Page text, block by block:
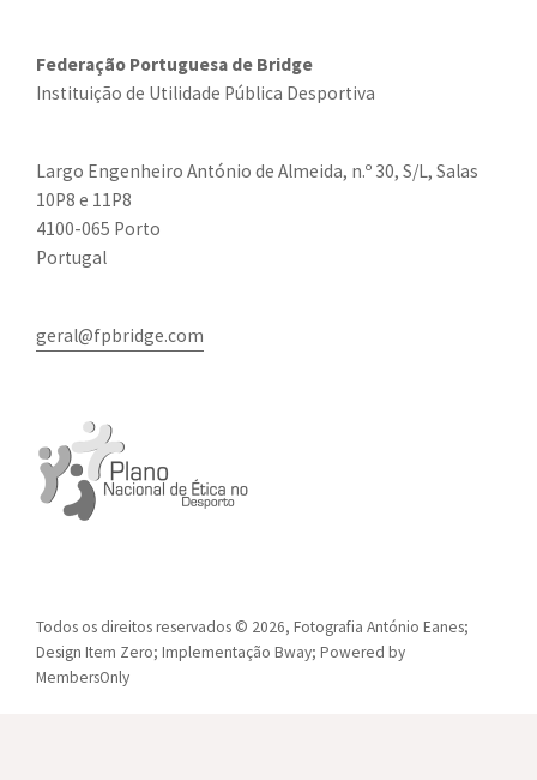
Federação Portuguesa de Bridge
Instituição de Utilidade Pública Desportiva
Largo Engenheiro António de Almeida, n.º 30, S/L, Salas
10P8 e 11P8
4100-065 Porto
Portugal
geral@fpbridge.com
Todos os direitos reservados © 2026, Fotografia António Eanes;
Design Item Zero; Implementação Bway; Powered by
MembersOnly